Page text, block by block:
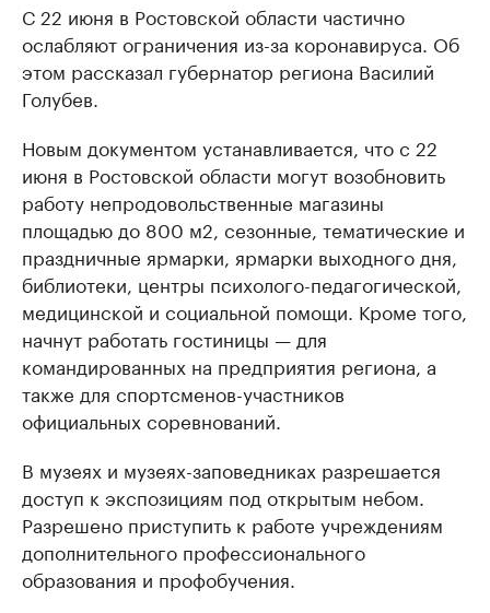
С 22 июня в Ростовской области частично
ослабляют ограничения из-за коронавируса. Об
этом рассказал губернатор региона Василий
Голубев.
Новым документом устанавливается, что с 22
июня в Ростовской области могут возобновить
работу непродовольственные магазины
площадью до 800 м2, сезонные, тематические и
праздничные ярмарки, ярмарки выходного дня,
библиотеки, центры психолого-педагогической,
медицинской и социальной помощи. Кроме того,
начнут работать гостиницы — для
командированных на предприятия региона, а
также для спортсменов-участников
официальных соревнований.
В музеях и музеях-заповедниках разрешается
доступ к экспозициям под открытым небом.
Разрешено приступить к работе учреждениям
дополнительного профессионального
образования и профобучения.